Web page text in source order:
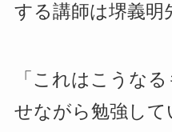
する講師は堺義明
「これはこうな
せながら勉強し